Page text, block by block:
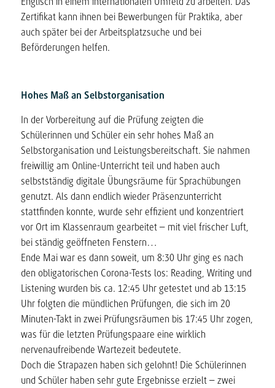
Zertifikat kann ihnen bei Bewerbungen für Praktika, aber
auch später bei der Arbeitsplatzsuche und bei
Beförderungen helfen.
Hohes Maß an Selbstorganisation
In der Vorbereitung auf die Prüfung zeigten die
Schülerinnen und Schüler ein sehr hohes Maß an
Selbstorganisation und Leistungsbereitschaft. Sie nahmen
freiwillig am Online-Unterricht teil und haben auch
selbstständig digitale Übungsräume für Sprachübungen
genutzt. Als dann endlich wieder Präsenzunterricht
stattfinden konnte, wurde sehr effizient und konzentriert
vor Ort im Klassenraum gearbeitet – mit viel frischer Luft,
bei ständig geöffneten Fenstern…
Ende Mai war es dann soweit, um 8:30 Uhr ging es nach
den obligatorischen Corona-Tests los: Reading, Writing und
Listening wurden bis ca. 12:45 Uhr getestet und ab 13:15
Uhr folgten die mündlichen Prüfungen, die sich im 20
Minuten-Takt in zwei Prüfungsräumen bis 17:45 Uhr zogen,
was für die letzten Prüfungspaare eine wirklich
nervenaufreibende Wartezeit bedeutete.
Doch die Strapazen haben sich gelohnt! Die Schülerinnen
und Schüler haben sehr gute Ergebnisse erzielt – zwei